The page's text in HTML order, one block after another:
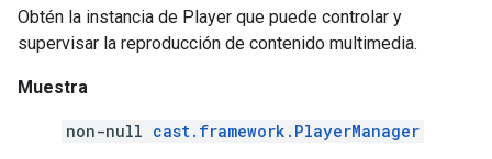
Obtén la instancia de Player que puede controlar y
supervisar la reproducción de contenido multimedia.
Muestra
non-null cast.framework.PlayerManager